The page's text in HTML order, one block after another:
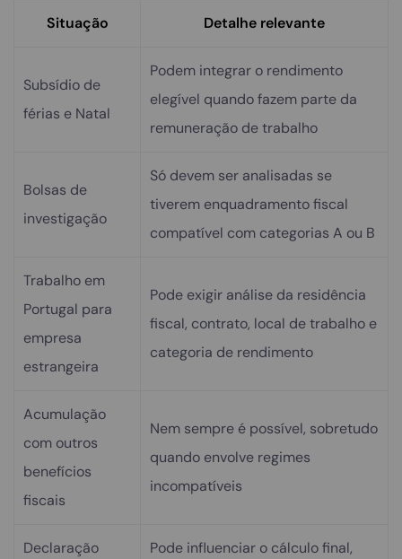
Situação Detalhe relevante
Subsídio de
férias e Natal
Podem integrar o rendimento
elegível quando fazem parte da
remuneração de trabalho
Bolsas de
investigação
Só devem ser analisadas se
tiverem enquadramento fiscal
compatível com categorias A ou B
Trabalho em
Portugal para
empresa
estrangeira
Pode exigir análise da residência
fiscal, contrato, local de trabalho e
categoria de rendimento
Acumulação
com outros
benefícios
fiscais
Nem sempre é possível, sobretudo
quando envolve regimes
incompatíveis
Declaração
Pode influenciar o cálculo final,